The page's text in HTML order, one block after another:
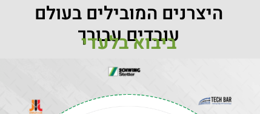
היצרנים המובילים בעולם
עובדים עבורך
ביבוא בלעדי